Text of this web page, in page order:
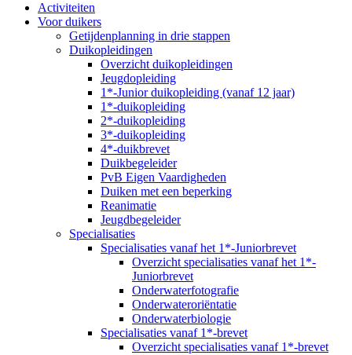
Activiteiten
Voor duikers
Getijdenplanning in drie stappen
Duikopleidingen
Overzicht duikopleidingen
Jeugdopleiding
1*-Junior duikopleiding (vanaf 12 jaar)
1*-duikopleiding
2*-duikopleiding
3*-duikopleiding
4*-duikbrevet
Duikbegeleider
PvB Eigen Vaardigheden
Duiken met een beperking
Reanimatie
Jeugdbegeleider
Specialisaties
Specialisaties vanaf het 1*-Juniorbrevet
Overzicht specialisaties vanaf het 1*-
Juniorbrevet
Onderwaterfotografie
Onderwateroriëntatie
Onderwaterbiologie
Specialisaties vanaf 1*-brevet
Overzicht specialisaties vanaf 1*-brevet